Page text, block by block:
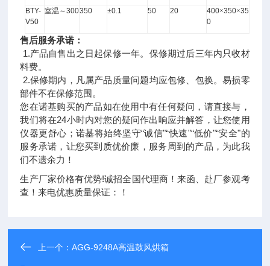
BTY-
V50
室温～300350 ±0.1 50 20 400×350×35
0
售后服务承诺：
1.产品自售出之日起保修一年。保修期过后三年内只收材
料费。
2.保修期内，凡属产品质量问题均应包修、包换。易损零
部件不在保修范围。
您在诺基购买的产品如在使用中有任何疑问，请直接与，
我们将在24小时内对您的疑问作出响应并解答，让您使用
仪器更舒心；诺基将始终坚守“诚信"“快速"“低价"“安全"的
服务承诺，让您买到质优价廉，服务周到的产品，为此我
们不遗余力！
生产厂家价格有优势!诚招全国代理商！来函、赴厂参观考
查！来电优惠质量保证：！
上一个：AGG-9248A高温鼓风烘箱